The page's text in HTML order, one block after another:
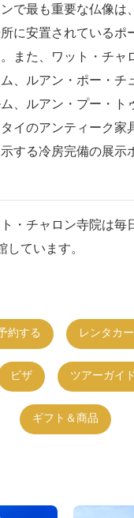
で最も重要な仏像は
に安置されているポ
また、ワット・チャ
、ルアン・ポー・チ
、ルアン・プー・ト
イのアンティーク家
する冷房完備の展示
・チャロン寺院は毎
ています。
約する レンタカ
ビザ ツアーガイ
ギフト＆商品